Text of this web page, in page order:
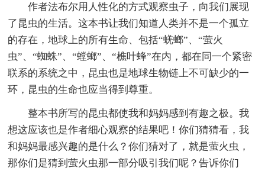
作者法布尔用人性化的方式观察虫子，向我们展现
了昆虫的生活。这本书让我们知道人类并不是一个孤立
的存在，地球上的所有生命、包括“蜣螂”、“萤火
虫”、“蜘蛛”、“螳螂”、“樵叶蜂”在内，都在同一个紧密
联系的系统之中，昆虫也是地球生物链上不可缺少的一
环，昆虫的生命也应当得到尊重。
整本书所写的昆虫都使我和妈妈感到有趣之极。我
想这应该也是作者细心观察的结果吧！你们猜猜看，我
和妈妈最感兴趣的是什么？你们猜对了，就是萤火虫，
那你们是猜到萤火虫那一部分吸引我们呢？告诉你们